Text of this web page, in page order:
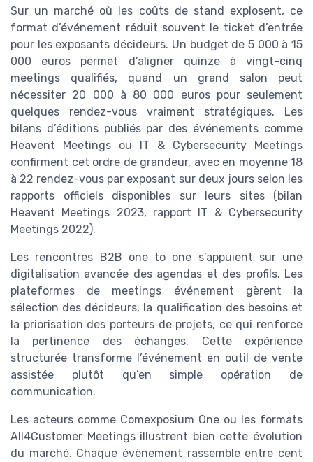
Sur un marché où les coûts de stand explosent, ce
format d’événement réduit souvent le ticket d’entrée
pour les exposants décideurs. Un budget de 5 000 à 15
000 euros permet d’aligner quinze à vingt-cinq
meetings qualifiés, quand un grand salon peut
nécessiter 20 000 à 80 000 euros pour seulement
quelques rendez-vous vraiment stratégiques. Les
bilans d’éditions publiés par des événements comme
Heavent Meetings ou IT & Cybersecurity Meetings
confirment cet ordre de grandeur, avec en moyenne 18
à 22 rendez-vous par exposant sur deux jours selon les
rapports officiels disponibles sur leurs sites (bilan
Heavent Meetings 2023, rapport IT & Cybersecurity
Meetings 2022).
Les rencontres B2B one to one s’appuient sur une
digitalisation avancée des agendas et des profils. Les
plateformes de meetings événement gèrent la
sélection des décideurs, la qualification des besoins et
la priorisation des porteurs de projets, ce qui renforce
la pertinence des échanges. Cette expérience
structurée transforme l’événement en outil de vente
assistée plutôt qu’en simple opération de
communication.
Les acteurs comme Comexposium One ou les formats
All4Customer Meetings illustrent bien cette évolution
du marché. Chaque évènement rassemble entre cent